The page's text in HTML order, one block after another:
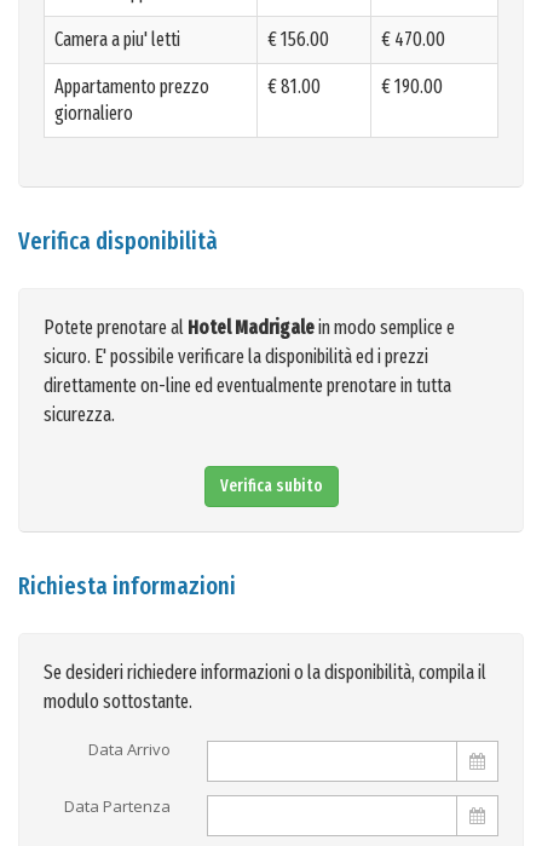
Camera a piu' letti € 156.00 € 470.00
Appartamento prezzo
giornaliero
€ 81.00 € 190.00
Verifica disponibilità
Potete prenotare al Hotel Madrigalein modo semplice e
sicuro. E' possibile verificare la disponibilità ed i prezzi
direttamente on-line ed eventualmente prenotare in tutta
sicurezza.
Verifica subito
Richiesta informazioni
Se desideri richiedere informazioni o la disponibilità, compila il
modulo sottostante.
Data Arrivo
Data Partenza